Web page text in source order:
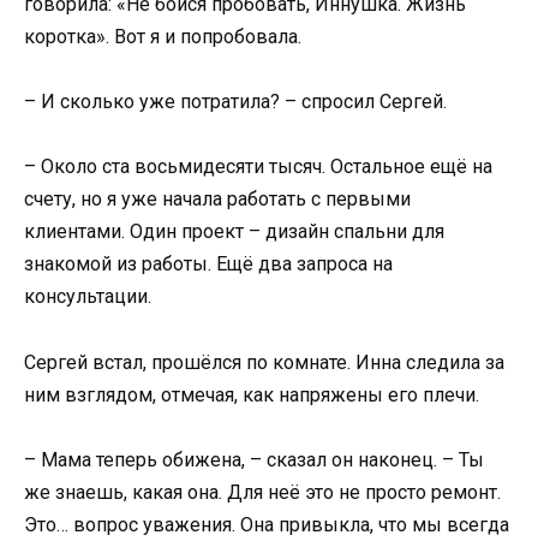
коротка». Вот я и попробовала.
– И сколько уже потратила? – спросил Сергей.
– Около ста восьмидесяти тысяч. Остальное ещё на
счету, но я уже начала работать с первыми
клиентами. Один проект – дизайн спальни для
знакомой из работы. Ещё два запроса на
консультации.
Сергей встал, прошёлся по комнате. Инна следила за
ним взглядом, отмечая, как напряжены его плечи.
– Мама теперь обижена, – сказал он наконец. – Ты
же знаешь, какая она. Для неё это не просто ремонт.
Это… вопрос уважения. Она привыкла, что мы всегда